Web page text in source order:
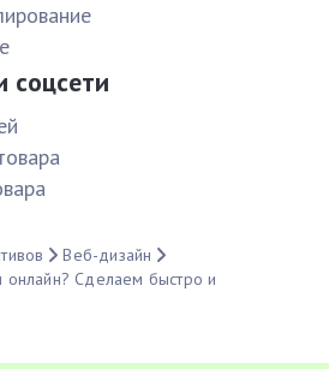
соцсети
Веб-дизайн
онлайн? Сделаем быстро и